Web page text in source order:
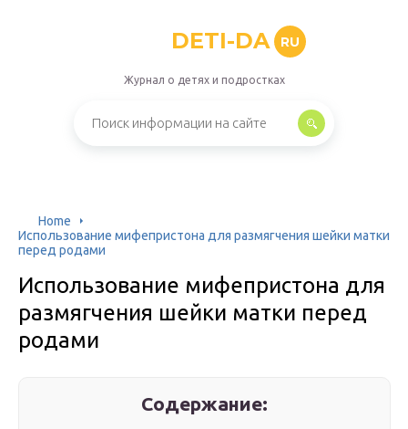
DETI-DA RU
Журнал о детях и подростках
Home
Использование мифепристона для размягчения шейки матки
перед родами
Использование мифепристона для
размягчения шейки матки перед
родами
Содержание: